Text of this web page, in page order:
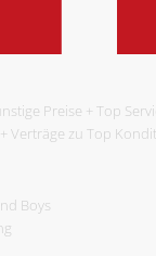
Preise + Top
Verträge zu Top
Boys